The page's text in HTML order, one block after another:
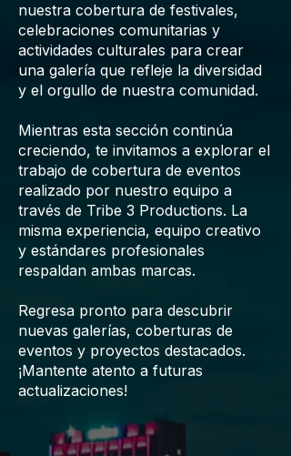
nuestra cobertura de festivales,
celebraciones comunitarias y
actividades culturales para crear
una galería que refleje la diversidad
y el orgullo de nuestra comunidad.
Mientras esta sección continúa
creciendo, te invitamos a explorar el
trabajo de cobertura de eventos
realizado por nuestro equipo a
través de Tribe 3 Productions. La
misma experiencia, equipo creativo
y estándares profesionales
respaldan ambas marcas.
Regresa pronto para descubrir
nuevas galerías, coberturas de
eventos y proyectos destacados.
¡Mantente atento a futuras
actualizaciones!